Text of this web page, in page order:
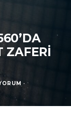
ZAFERI
·